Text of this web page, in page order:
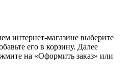
интернет-магазине выберите
его в корзину. Далее
на «Оформить заказ» или